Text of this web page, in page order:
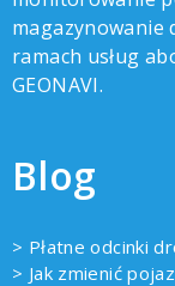
magazynowanie
ramach usług
GEONAVI.
Blog
> Płatne odcinki
> Jak zmienić